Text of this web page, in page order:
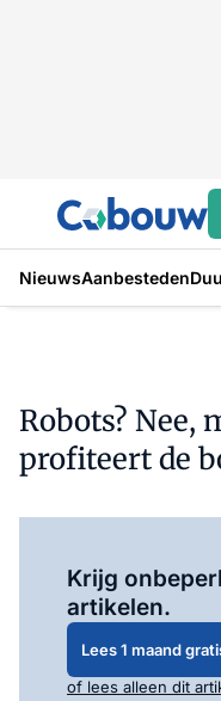
NieuwsAanbesteden
Robots? Nee,
profiteert de
Krijg
artikelen.
Lees 1 maand
of lees alleen dit